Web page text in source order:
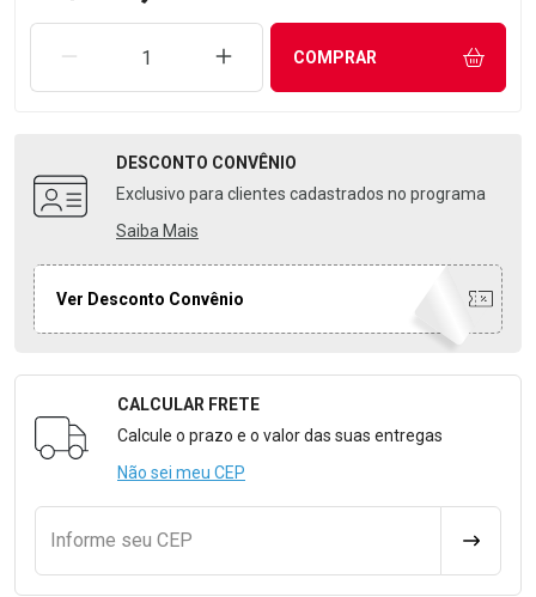
REMOVER UMA UNIDADEAUMENTAR UMA UNIDADE
COMPRAR
DESCONTO CONVÊNIO
Exclusivo para clientes cadastrados no programa
Saiba Mais
Ver Desconto Convênio
Formulário para Calcular o Frete
CALCULAR FRETE
Calcule o prazo e o valor das suas entregas
Não sei meu CEP
Informe seu CEP